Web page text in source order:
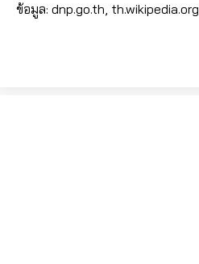
ข้อมูล: dnp.go.th, th.wikipedia.org